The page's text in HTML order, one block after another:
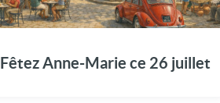
Fêtez Anne-Marie ce 26 juillet
Le 26 juillet, joignez-vous à la fête en